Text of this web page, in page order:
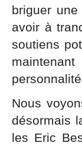
briguer
avoir à
soutiens
Nous
désormais
les Eric